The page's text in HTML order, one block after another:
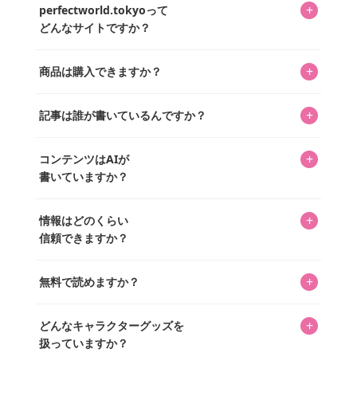
perfectworld.tokyoって
どんなサイトですか？
+
ってもらうニュースサイトです。運営はキャラグッズコレ
を中心に行われており、私たちは実際に40,000種のキャラグ
商品は購入できますか？ +
「perfectworld.shop」で、ほとんど全てのアイテムを購
があり、そこからジャンプできます。
記事は誰が書いているんですか？ +
ています。記事内の99%を超えるほぼすべての写真も、1枚
ずつ心を込めて自分たちで撮影したものです。さらに、10
ッズを収集し、月に1,000点の新商品を選定・購入する編集
長KOSが全記事を監修しています。
コンテンツはAIが
書いていますか？
+
書いています。AIは使用していません。編集長KOSが最終確
認を行い、手動で更新しています。
情報はどのくらい
信頼できますか？
+
いをお届けすることは保証します。なお、記事内に価格は
め、正確な情報をお伝えできないからです。
無料で読めますか？ +
どんなキャラクターグッズを
扱っていますか？
+